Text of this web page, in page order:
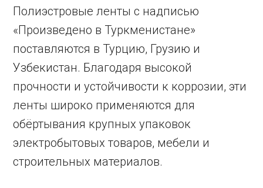
Полиэстровые ленты с надписью
«Произведено в Туркменистане»
поставляются в Турцию, Грузию и
Узбекистан. Благодаря высокой
прочности и устойчивости к коррозии, эти
ленты широко применяются для
обёртывания крупных упаковок
электробытовых товаров, мебели и
строительных материалов.